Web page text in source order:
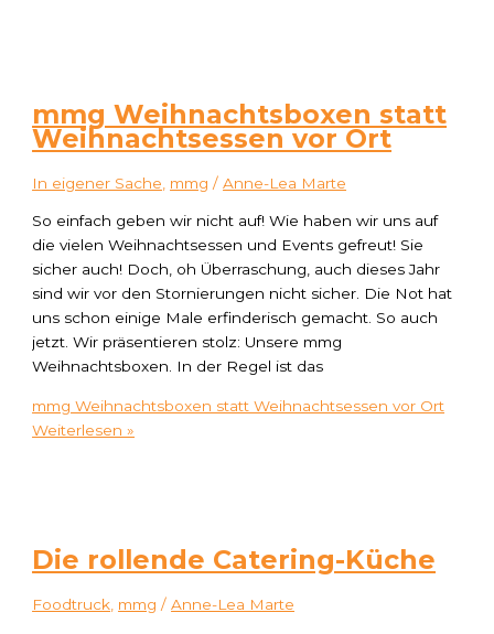
mmg Weihnachtsboxen statt
Weihnachtsessen vor Ort
In eigener Sache mmg /Anne-Lea Marte
So einfach geben wir nicht auf! Wie haben wir uns auf
die vielen Weihnachtsessen und Events gefreut! Sie
sicher auch! Doch, oh Überraschung, auch dieses Jahr
sind wir vor den Stornierungen nicht sicher. Die Not hat
uns schon einige Male erfinderisch gemacht. So auch
jetzt. Wir präsentieren stolz: Unsere mmg
Weihnachtsboxen. In der Regel ist das
mmg Weihnachtsboxen statt Weihnachtsessen vor Ort
Weiterlesen »
Die rollende Catering-Küche
Foodtruck mmg /Anne-Lea Marte